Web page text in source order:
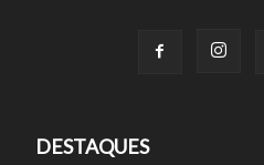
DESTAQUES